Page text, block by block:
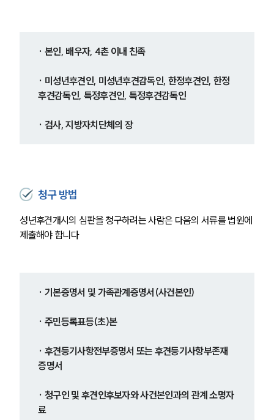
· 본인, 배우자, 4촌 이내 친족
· 미성년후견인, 미성년후견감독인, 한정후견인, 한정
후견감독인, 특정후견인, 특정후견감독인
· 검사, 지방자치단체의 장
청구 방법
성년후견개시의 심판을 청구하려는 사람은 다음의 서류를 법원에
제출해야 합니다
· 기본증명서 및 가족관계증명서(사건본인)
· 주민등록표등(초)본
· 후견등기사항전부증명서 또는 후견등기사항부존재
증명서
· 청구인 및 후견인후보자와 사건본인과의 관계 소명자
료